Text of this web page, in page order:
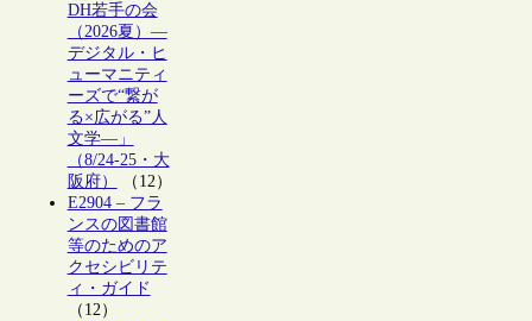
DH若手の会
（2026夏）―
デジタル・ヒ
ューマニティ
ーズで“繋が
る×広がる”人
文学―」
（8/24-25・大
阪府）
（12）
E2904 – フラ
ンスの図書館
等のためのア
クセシビリテ
ィ・ガイド
（12）